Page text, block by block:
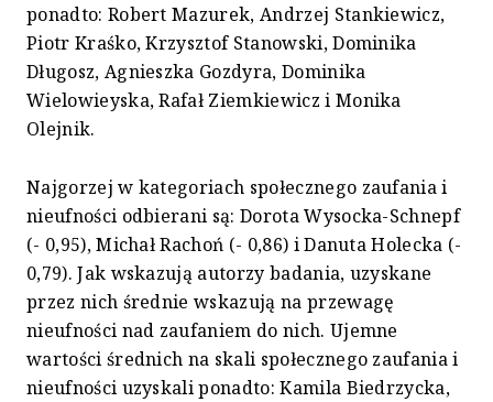
ponadto: Robert Mazurek, Andrzej Stankiewicz,
Piotr Kraśko, Krzysztof Stanowski, Dominika
Długosz, Agnieszka Gozdyra, Dominika
Wielowieyska, Rafał Ziemkiewicz i Monika
Olejnik.
Najgorzej w kategoriach społecznego zaufania i
nieufności odbierani są: Dorota Wysocka-Schnepf
(- 0,95), Michał Rachoń (- 0,86) i Danuta Holecka (-
0,79). Jak wskazują autorzy badania, uzyskane
przez nich średnie wskazują na przewagę
nieufności nad zaufaniem do nich. Ujemne
wartości średnich na skali społecznego zaufania i
nieufności uzyskali ponadto: Kamila Biedrzycka,